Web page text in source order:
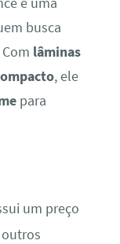
busca
lâminas
, ele
para
um preço